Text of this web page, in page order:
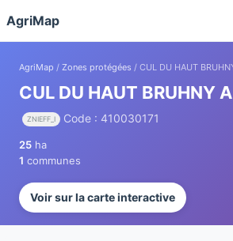
AgriMap
AgriMap / Zones protégées / CUL DU HAUT
CUL DU HAUT BRUHNY
ZNIEFF_I Code : 410030171
25 ha
1 communes
Voir sur la carte interactive